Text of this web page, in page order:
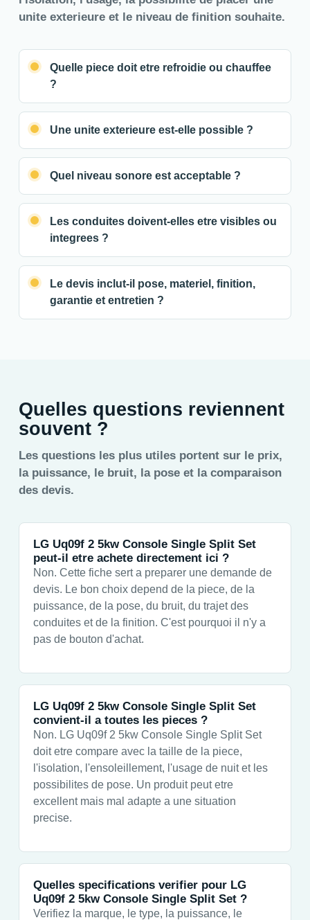
unite exterieure et le niveau de finition souhaite.
Quelle piece doit etre refroidie ou chauffee
?
Une unite exterieure est-elle possible ?
Quel niveau sonore est acceptable ?
Les conduites doivent-elles etre visibles ou
integrees ?
Le devis inclut-il pose, materiel, finition,
garantie et entretien ?
Quelles questions reviennent
souvent ?
Les questions les plus utiles portent sur le prix,
la puissance, le bruit, la pose et la comparaison
des devis.
LG Uq09f 2 5kw Console Single Split Set
peut-il etre achete directement ici ?
Non. Cette fiche sert a preparer une demande de
devis. Le bon choix depend de la piece, de la
puissance, de la pose, du bruit, du trajet des
conduites et de la finition. C'est pourquoi il n'y a
pas de bouton d'achat.
LG Uq09f 2 5kw Console Single Split Set
convient-il a toutes les pieces ?
Non. LG Uq09f 2 5kw Console Single Split Set
doit etre compare avec la taille de la piece,
l'isolation, l'ensoleillement, l'usage de nuit et les
possibilites de pose. Un produit peut etre
excellent mais mal adapte a une situation
precise.
Quelles specifications verifier pour LG
Uq09f 2 5kw Console Single Split Set ?
Verifiez la marque, le type, la puissance, le